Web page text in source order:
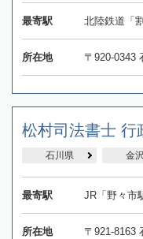
最寄駅 北陸鉄道「
所在地 〒920-0343
松村司法書士 行
石川県 金
最寄駅 JR「野々市
所在地 〒921-8163